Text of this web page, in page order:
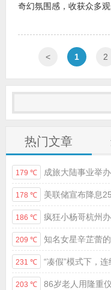
奇幻氛围感，收获众多观
< 1 2
热门文章
179 ℃ 成旅大陆事业举
178 ℃ 美联储宣布降息
186 ℃ 疯狂小杨哥杭州
209 ℃ 知名女星辛芷蕾的
231 ℃ “凑假”模式下，
203 ℃ 86岁老人用隆重